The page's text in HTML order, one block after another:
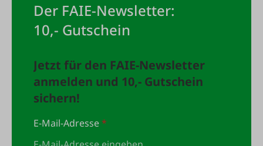
Der FAIE-Newsletter:
10,- Gutschein
Jetzt für den FAIE-Newsletter
anmelden und 10,- Gutschein
sichern!
E-Mail-Adresse*